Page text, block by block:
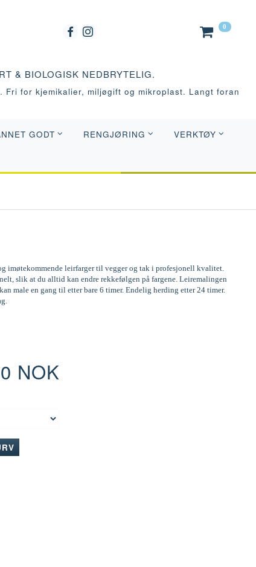
0
& BIOLOGISK NEDBRYTELIG.
for kjemikalier, miljøgift og mikroplast. Langt foran
GODT RENGJØRING VERKTØY
imøtekommende leirfarger til vegger og tak i profesjonell kvalitet.
slik at du alltid kan endre rekkefølgen på fargene. Leiremalingen
male en gang til etter bare 6 timer. Endelig herding etter 24 timer.
NOK